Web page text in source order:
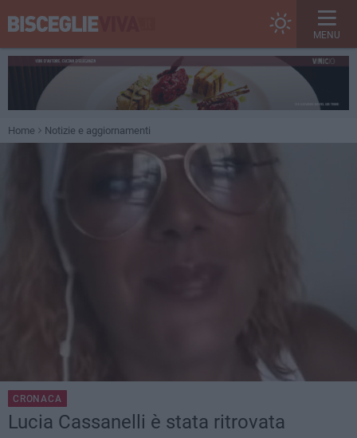
MENU
Home Notizie e aggiornamenti
CRONACA
Lucia Cassanelli è stata ritrovata